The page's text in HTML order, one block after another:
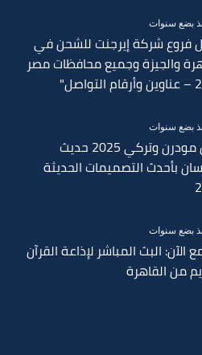
سنوات
فروع شركة إيرجنت للشحن في
والجيزة وجميع محافظات مصر
سنوات
نيش مودرن وتركي 2025 حديث
بأحدث التصميمات الحديثة
سنوات
البث المباشر لإذاعة القرآن
القاهرة